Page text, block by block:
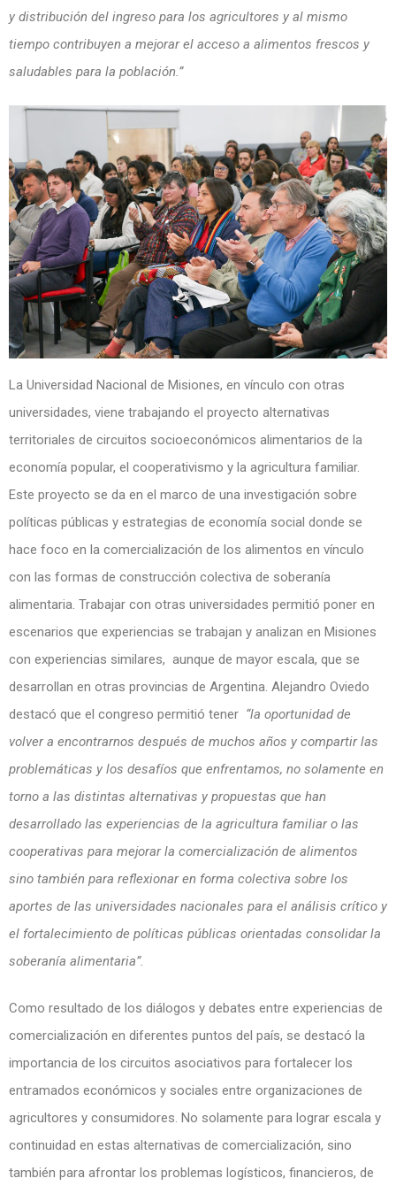
y distribución del ingreso para los agricultores y al mismo
tiempo contribuyen a mejorar el acceso a alimentos frescos y
saludables para la población.”
La Universidad Nacional de Misiones, en vínculo con otras
universidades, viene trabajando el proyecto alternativas
territoriales de circuitos socioeconómicos alimentarios de la
economía popular, el cooperativismo y la agricultura familiar.
Este proyecto se da en el marco de una investigación sobre
políticas públicas y estrategias de economía social donde se
hace foco en la comercialización de los alimentos en vínculo
con las formas de construcción colectiva de soberanía
alimentaria. Trabajar con otras universidades permitió poner en
escenarios que experiencias se trabajan y analizan en Misiones
con experiencias similares, aunque de mayor escala, que se
desarrollan en otras provincias de Argentina. Alejandro Oviedo
destacó que el congreso permitió tener “la oportunidad de
volver a encontrarnos después de muchos años y compartir las
problemáticas y los desafíos que enfrentamos, no solamente en
torno a las distintas alternativas y propuestas que han
desarrollado las experiencias de la agricultura familiar o las
cooperativas para mejorar la comercialización de alimentos
sino también para reflexionar en forma colectiva sobre los
aportes de las universidades nacionales para el análisis crítico y
el fortalecimiento de políticas públicas orientadas consolidar la
soberanía alimentaria”.
Como resultado de los diálogos y debates entre experiencias de
comercialización en diferentes puntos del país, se destacó la
importancia de los circuitos asociativos para fortalecer los
entramados económicos y sociales entre organizaciones de
agricultores y consumidores. No solamente para lograr escala y
continuidad en estas alternativas de comercialización, sino
también para afrontar los problemas logísticos, financieros, de